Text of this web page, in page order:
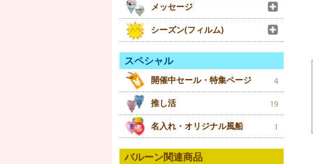
メッセージ
シーズン(フィルム)
スペシャル
開催中セール・特集ページ 4
推し活 19
名入れ・オリジナル風船 1
バルーン関連商品